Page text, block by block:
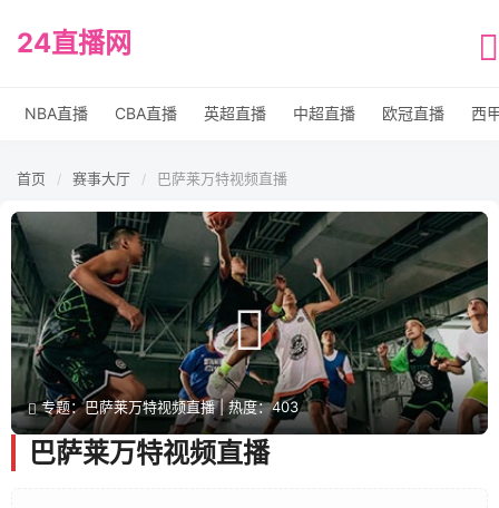
24直播网
NBA直播 CBA直播 英超直播 中超直播 欧冠直播 西
首页 / 赛事大厅 / 巴萨莱万特视频直播
专题：巴萨莱万特视频直播 | 热度：403
巴萨莱万特视频直播